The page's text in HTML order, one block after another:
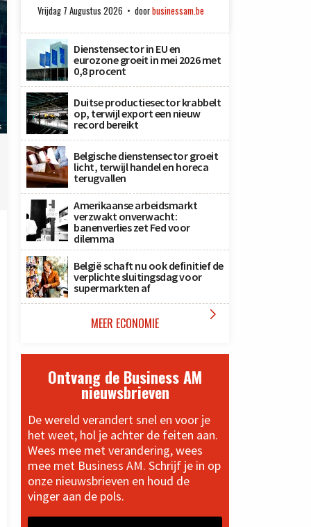
Vrijdag 7 Augustus 2026 doorbusinessam.be
Dienstensector in EU en
eurozone groeit in mei 2026 met
0,8 procent
Duitse productiesector krabbelt
op, terwijl export een nieuw
record bereikt
Belgische dienstensector groeit
licht, terwijl handel en horeca
terugvallen
Amerikaanse arbeidsmarkt
verzwakt onverwacht:
banenverlies zet Fed voor
dilemma
België schaft nu ook definitief de
verplichte sluitingsdag voor
supermarkten af
MEER ECONOMIE 
Ontvang de Business AM
nieuwsbrieven
De wereld verandert snel en voor je
het weet, hol je achter de feiten aan.
Wees mee met verandering, wees
mee met Business AM. Schrijf je in op
onze nieuwsbrieven en houd de
vinger aan de pols.